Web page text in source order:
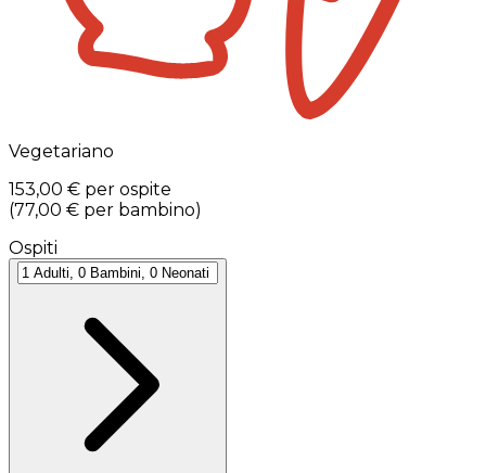
Vegetariano
153,00 € per ospite
(77,00 € per bambino)
Ospiti